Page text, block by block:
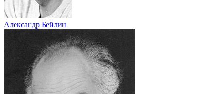
Александр Бейлин